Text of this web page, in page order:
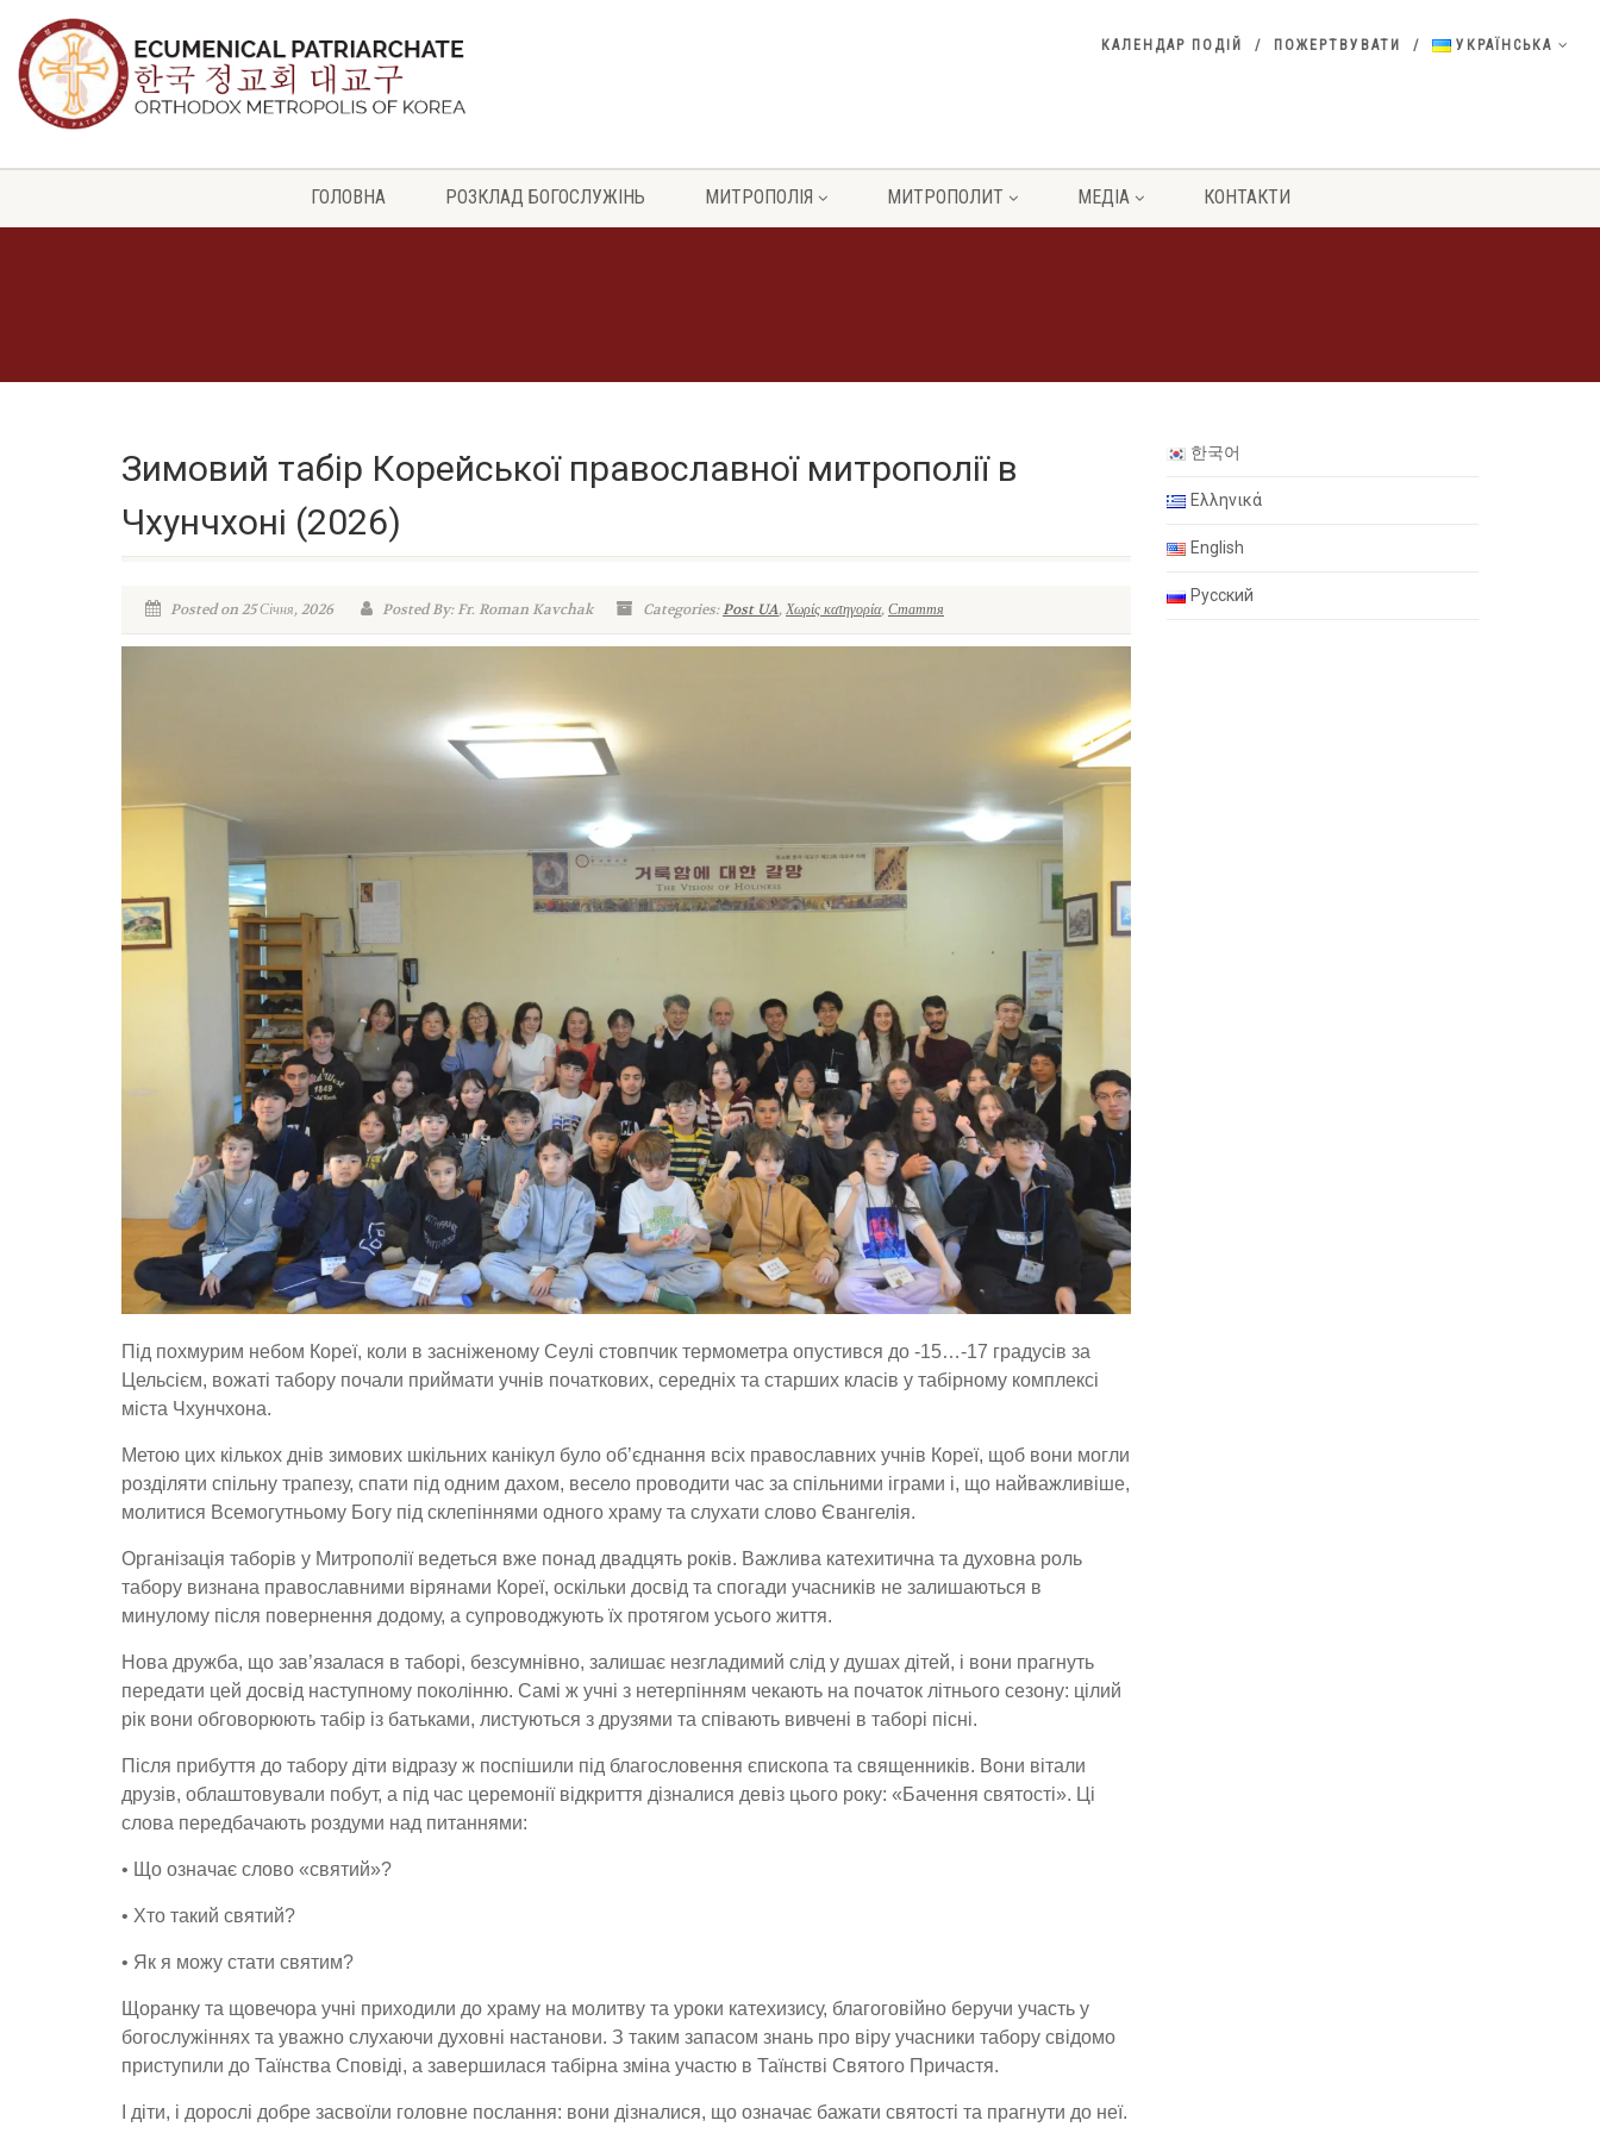
КАЛЕНДАР ПОДІЙ ПОЖЕРТВУВАТИ УКРАЇНСЬКА
ГОЛОВНА РОЗКЛАД БОГОСЛУЖІНЬ МИТРОПОЛІЯ МИТРОПОЛИТ МЕДІА КОНТАКТИ
Зимовий табір Корейської православної митрополії в
Чхунчхоні (2026)
Posted on 25 Січня, 2026 Posted By: Fr. Roman Kavchak Categories:Post UA,Χωρίς κατηγορία,Стаття
Під похмурим небом Кореї, коли в засніженому Сеулі стовпчик термометра опустився до -15…-17 градусів за
Цельсієм, вожаті табору почали приймати учнів початкових, середніх та старших класів у табірному комплексі
міста Чхунчхона.
Метою цих кількох днів зимових шкільних канікул було об’єднання всіх православних учнів Кореї, щоб вони могли
розділяти спільну трапезу, спати під одним дахом, весело проводити час за спільними іграми і, що найважливіше,
молитися Всемогутньому Богу під склепіннями одного храму та слухати слово Євангелія.
Організація таборів у Митрополії ведеться вже понад двадцять років. Важлива катехитична та духовна роль
табору визнана православними вірянами Кореї, оскільки досвід та спогади учасників не залишаються в
минулому після повернення додому, а супроводжують їх протягом усього життя.
Нова дружба, що зав’язалася в таборі, безсумнівно, залишає незгладимий слід у душах дітей, і вони прагнуть
передати цей досвід наступному поколінню. Самі ж учні з нетерпінням чекають на початок літнього сезону: цілий
рік вони обговорюють табір із батьками, листуються з друзями та співають вивчені в таборі пісні.
Після прибуття до табору діти відразу ж поспішили під благословення єпископа та священників. Вони вітали
друзів, облаштовували побут, а під час церемонії відкриття дізналися девіз цього року: «Бачення святості». Ці
слова передбачають роздуми над питаннями:
• Що означає слово «святий»?
• Хто такий святий?
• Як я можу стати святим?
Щоранку та щовечора учні приходили до храму на молитву та уроки катехизису, благоговійно беручи участь у
богослужіннях та уважно слухаючи духовні настанови. З таким запасом знань про віру учасники табору свідомо
приступили до Таїнства Сповіді, а завершилася табірна зміна участю в Таїнстві Святого Причастя.
І діти, і дорослі добре засвоїли головне послання: вони дізналися, що означає бажати святості та прагнути до неї.
한국어
Ελληνικά
English
Русский